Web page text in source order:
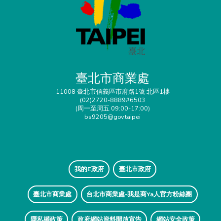
臺北市商業處
11008 臺北市信義區市府路1號 北區1樓
(02)2720-8889#6503
(周一至周五 09:00-17:00)
bs9205@gov.taipei
我的E政府 臺北市政府
臺北市商業處 台北市商業處-我是商Ya人官方粉絲團